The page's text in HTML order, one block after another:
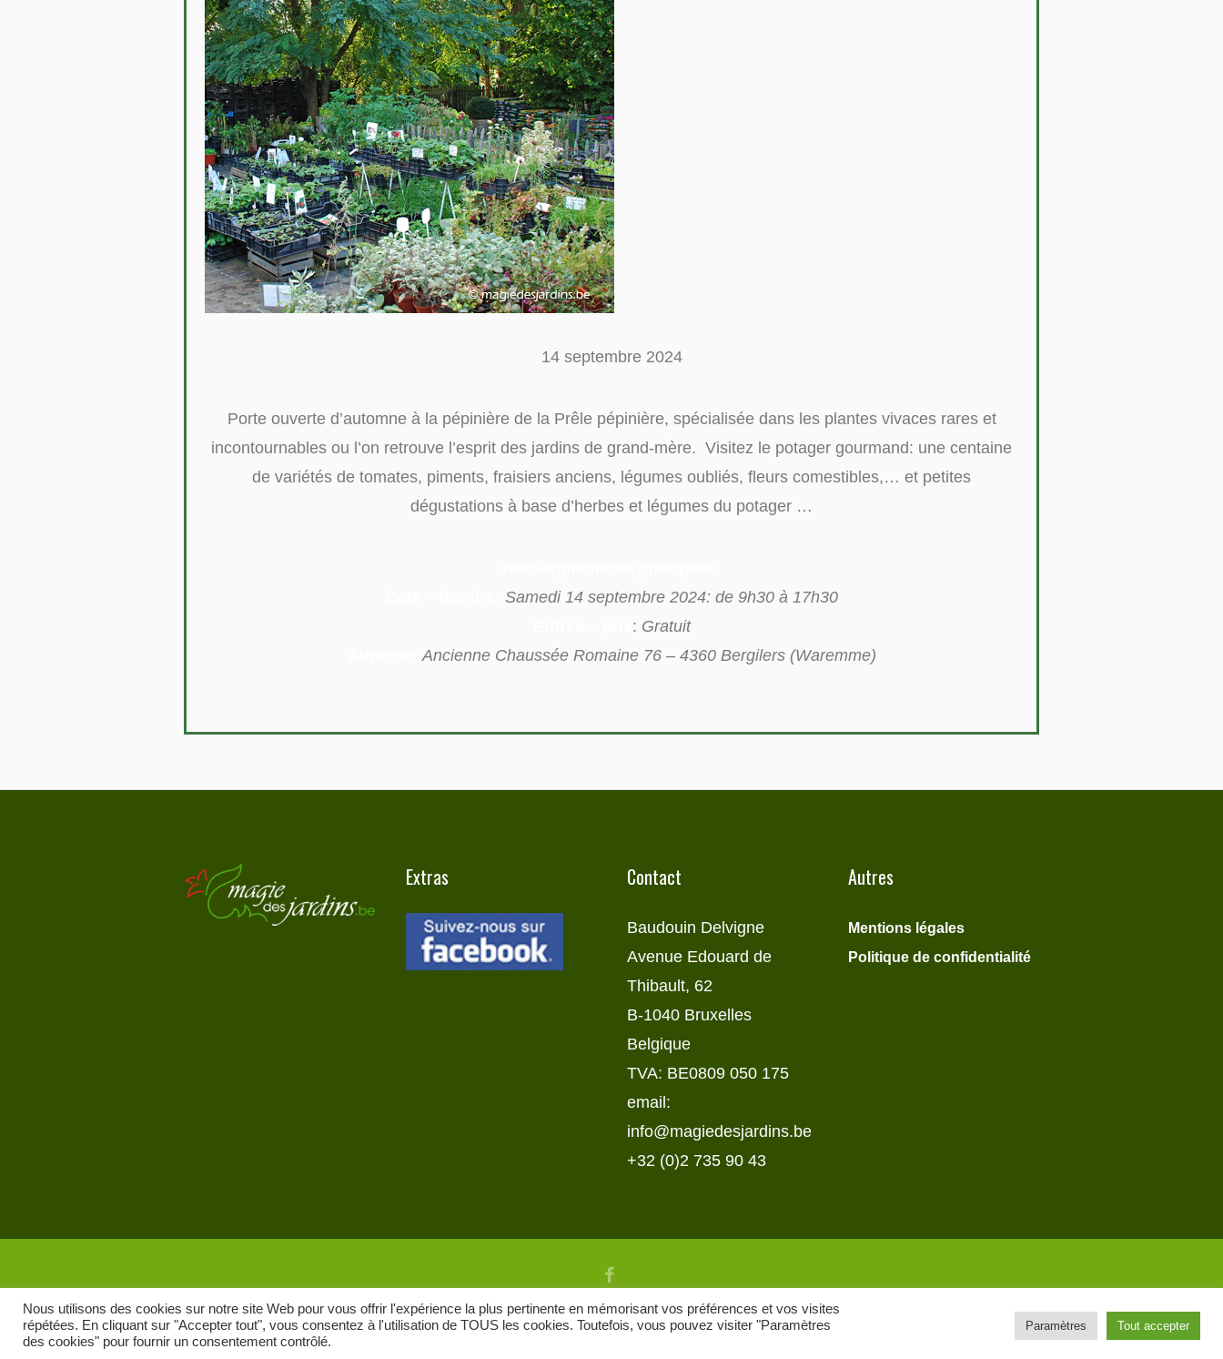
14 septembre 2024
Porte ouverte d’automne à la pépinière de la Prêle pépinière, spécialisée dans les plantes vivaces rares et
incontournables ou l’on retrouve l’esprit des jardins de grand-mère. Visitez le potager gourmand: une centaine
de variétés de tomates, piments, fraisiers anciens, légumes oubliés, fleurs comestibles,… et petites
dégustations à base d’herbes et légumes du potager …
Samedi 14 septembre 2024: de 9h30 à 17h30
: Gratuit
Adresse:Ancienne Chaussée Romaine 76 – 4360 Bergilers (Waremme)
Extras Contact
Baudouin Delvigne
Avenue Edouard de
Thibault, 62
B-1040 Bruxelles
Belgique
TVA: BE0809 050 175
email:
info@magiedesjardins.be
+32 (0)2 735 90 43
Autres
Mentions légales
Politique de confidentialité
/ Magie des Jardins © 2022 / All Rights Reserved
Nous utilisons des cookies sur notre site Web pour vous offrir l'expérience la plus pertinente en mémorisant vos préférences et vos visites
répétées. En cliquant sur "Accepter tout", vous consentez à l'utilisation de TOUS les cookies. Toutefois, vous pouvez visiter "Paramètres
des cookies" pour fournir un consentement contrôlé.
Paramètres Tout accepter